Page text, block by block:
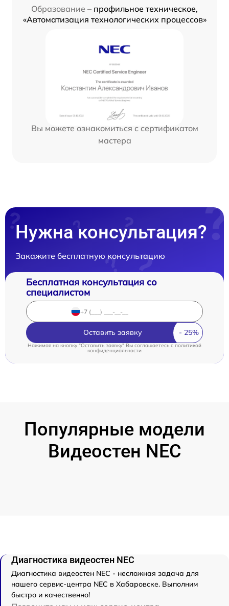
Образование – профильное техническое,
«Автоматизация технологических процессов»
Вы можете ознакомиться с сертификатом
мастера
Нужна консультация?
Закажите бесплатную консультацию
Бесплатная консультация со
специалистом
Оставить заявку
Нажимая на кнопку "Оставить заявку" Вы соглашаетесь c политикой
конфиденциальности
Популярные модели
Видеостен NEC
Диагностика видеостен NEC
Диагностика видеостен NEC - несложная задача для
нашего сервис-центра NEC в Хабаровске. Выполним
быстро и качественно!